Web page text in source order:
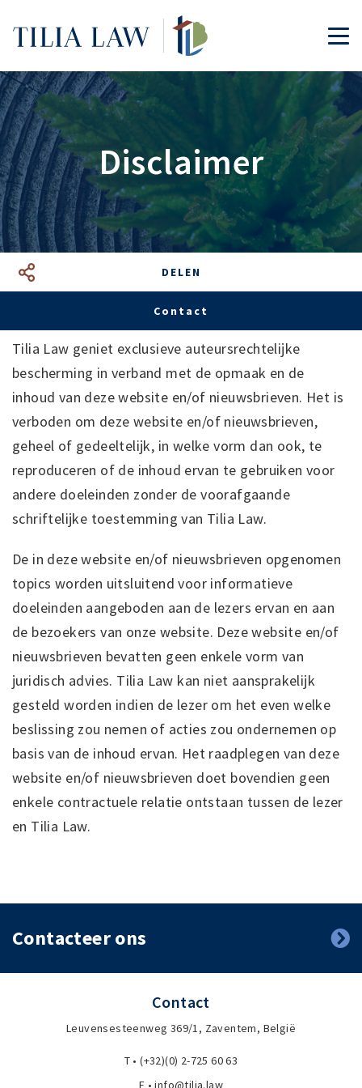
Tilia.Law
Disclaimer
DELEN
Contact
Tilia Law geniet exclusieve auteursrechtelijke
bescherming in verband met de opmaak en de
inhoud van deze website en/of nieuwsbrieven. Het is
verboden om deze website en/of nieuwsbrieven,
geheel of gedeeltelijk, in welke vorm dan ook, te
reproduceren of de inhoud ervan te gebruiken voor
andere doeleinden zonder de voorafgaande
schriftelijke toestemming van Tilia Law.
De in deze website en/of nieuwsbrieven opgenomen
topics worden uitsluitend voor informatieve
doeleinden aangeboden aan de lezers ervan en aan
de bezoekers van onze website. Deze website en/of
nieuwsbrieven bevatten geen enkele vorm van
juridisch advies. Tilia Law kan niet aansprakelijk
gesteld worden indien de lezer om het even welke
beslissing zou nemen of acties zou ondernemen op
basis van de inhoud ervan. Het raadplegen van deze
website en/of nieuwsbrieven doet bovendien geen
enkele contractuele relatie ontstaan tussen de lezer
en Tilia Law.
Contacteer ons
Contact
Leuvensesteenweg 369/1, Zaventem, België
T • (+32)(0) 2-725 60 63
E • info@tilia.law